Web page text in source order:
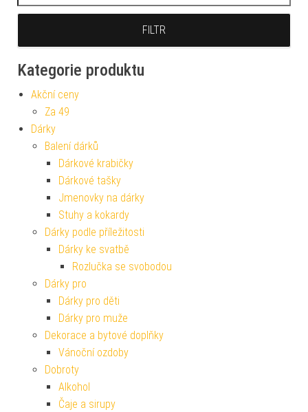
FILTR
Kategorie produktu
Akční ceny
Za 49
Dárky
Balení dárků
Dárkové krabičky
Dárkové tašky
Jmenovky na dárky
Stuhy a kokardy
Dárky podle příležitosti
Dárky ke svatbě
Rozlučka se svobodou
Dárky pro
Dárky pro děti
Dárky pro muže
Dekorace a bytové doplňky
Vánoční ozdoby
Dobroty
Alkohol
Čaje a sirupy